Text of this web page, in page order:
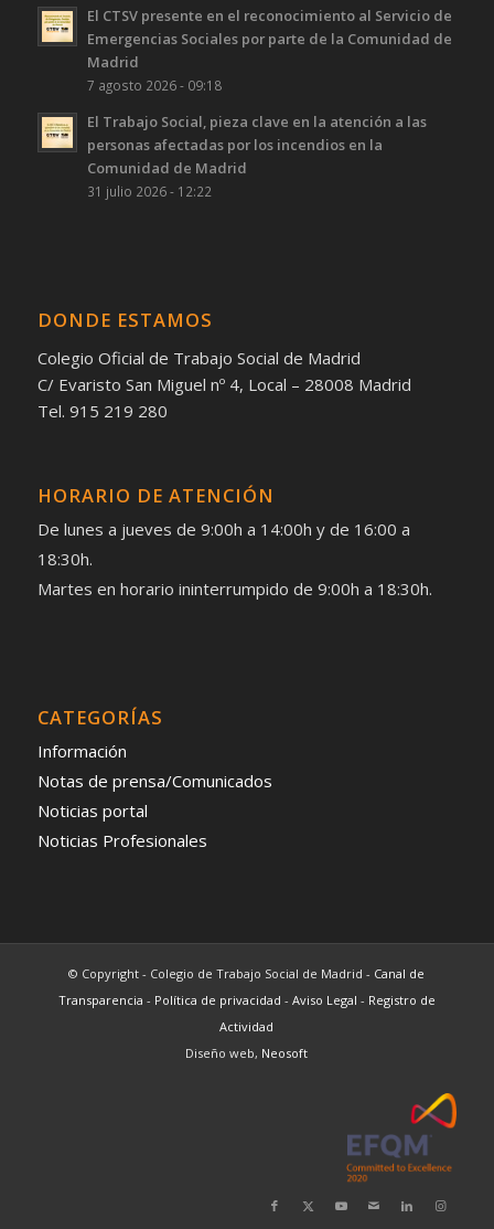
El CTSV presente en el reconocimiento al Servicio de
Emergencias Sociales por parte de la Comunidad de
Madrid
7 agosto 2026 - 09:18
El Trabajo Social, pieza clave en la atención a las
personas afectadas por los incendios en la
Comunidad de Madrid
31 julio 2026 - 12:22
DONDE ESTAMOS
Colegio Oficial de Trabajo Social de Madrid
C/ Evaristo San Miguel nº 4, Local – 28008 Madrid
Tel. 915 219 280
HORARIO DE ATENCIÓN
De lunes a jueves de 9:00h a 14:00h y de 16:00 a
18:30h.
Martes en horario ininterrumpido de 9:00h a 18:30h.
CATEGORÍAS
Información
Notas de prensa/Comunicados
Noticias portal
Noticias Profesionales
© Copyright - Colegio de Trabajo Social de Madrid - Canal de
Transparencia - Política de privacidad - Aviso Legal - Registro de
Actividad
Diseño web, Neosoft